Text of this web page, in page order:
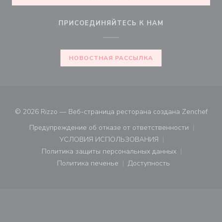
ПРИСОЕДИНЯЙТЕСЬ К НАМ
НОВОСТНАЯ РАССЫЛКА
© 2026 Rizzo — Веб-страница ресторана создана Zenchef
Предупреждение об отказе от ответственности
((открывается в новом окне))
УСЛОВИЯ ИСПОЛЬЗОВАНИЯ
((открывается в новом окне))
Политика защиты персональных данных
((открывается в новом окне))
Политика печенье
((открывается в новом окне))
Доступность
((открывается в